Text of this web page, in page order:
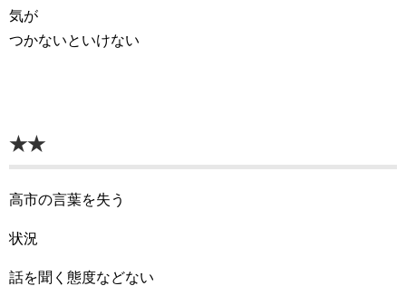
気が
つかないといけない
★★
高市の言葉を失う
状況
話を聞く態度などない